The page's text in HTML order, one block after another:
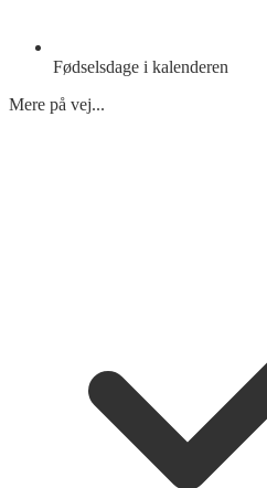
Fødselsdage i kalenderen
Mere på vej...